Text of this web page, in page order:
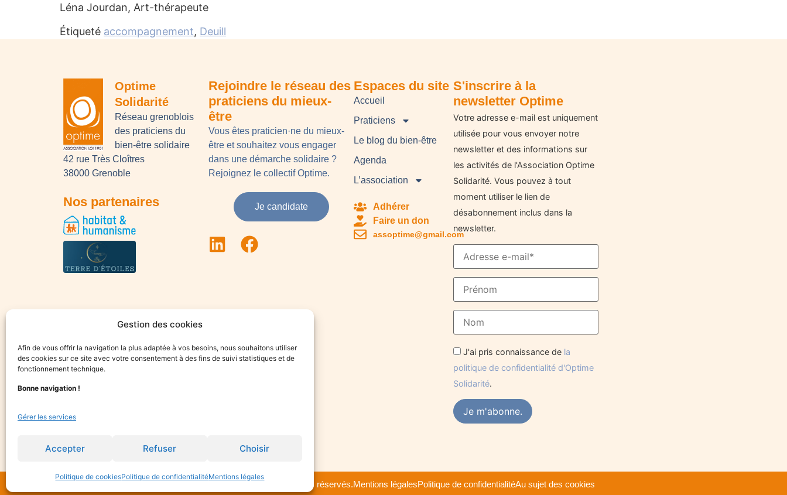
Gestion des cookies
Afin de vous offrir la navigation la plus adaptée à vos besoins, nous souhaitons utiliser
des cookies sur ce site avec votre consentement à des fins de suivi statistiques et de
fonctionnement technique.
Bonne navigation !
Gérer les services
Accepter Refuser Choisir
Politique de cookiesPolitique de confidentialitéMentions légales
Léna Jourdan, Art-thérapeute
Étiqueté accompagnement, Deuill
Optime
Solidarité
Réseau grenoblois
des praticiens du
bien-être solidaire
42 rue Très Cloîtres
38000 Grenoble
Nos partenaires
Rejoindre le réseau des
praticiens du mieux-
être
Vous êtes praticien·ne du mieux-
être et souhaitez vous engager
dans une démarche solidaire ?
Rejoignez le collectif Optime.
Je candidate
Espaces du site
Accueil
Praticiens
Le blog du bien-être
Agenda
L’association
Adhérer
Faire un don
assoptime@gmail.com
S'inscrire à la
newsletter Optime
Votre adresse e-mail est uniquement
utilisée pour vous envoyer notre
newsletter et des informations sur
les activités de l'Association Optime
Solidarité. Vous pouvez à tout
moment utiliser le lien de
désabonnement inclus dans la
newsletter.
J'ai pris connaissance de la
politique de confidentialité d'Optime
Solidarité.
© 2015-2025 Optime tous droits réservés.Mentions légalesPolitique de confidentialitéAu sujet des cookies